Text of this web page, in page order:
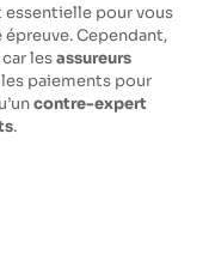
essentielle pour vous
Cependant,
car lesassureurs
paiements pour
contre-expert
.